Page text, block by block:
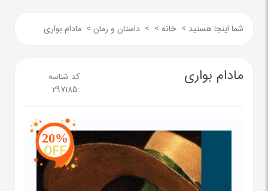
شما اینجا هستید > خانه >
> داستان و رمان > مادام بواری
مادام بواری
کد شناسه
:
297185
20%
OFF